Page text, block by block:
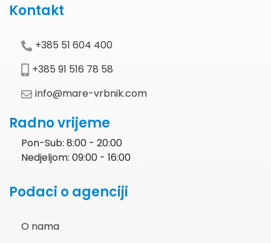
Kontakt
+385 51 604 400
+385 91 516 78 58
info@mare-vrbnik.com
Radno vrijeme
Pon-Sub: 8:00 - 20:00
Nedjeljom: 09:00 - 16:00
Podaci o agenciji
O nama